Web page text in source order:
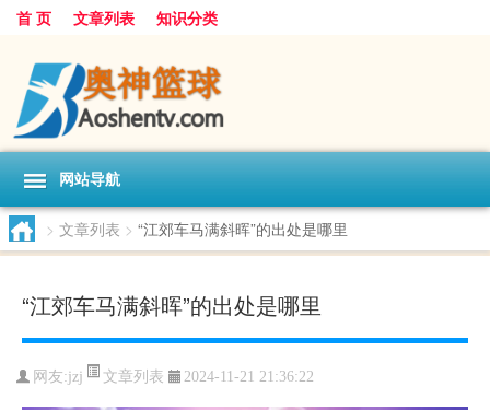
首 页 文章列表 知识分类
网站导航
> 文章列表 > “江郊车马满斜晖”的出处是哪里
“江郊车马满斜晖”的出处是哪里
网友:jzj 文章列表 2024-11-21 21:36:22